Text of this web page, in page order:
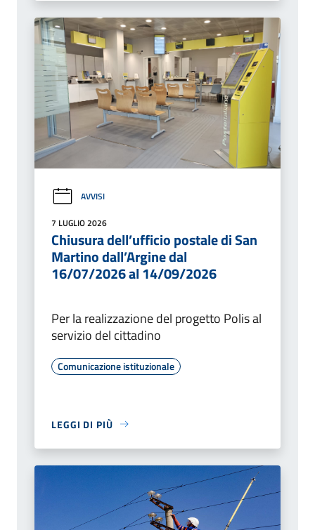
AVVISI
7 LUGLIO 2026
Chiusura dell’ufficio postale di San
Martino dall’Argine dal
16/07/2026 al 14/09/2026
Per la realizzazione del progetto Polis al
servizio del cittadino
Comunicazione istituzionale
LEGGI DI PIÙ